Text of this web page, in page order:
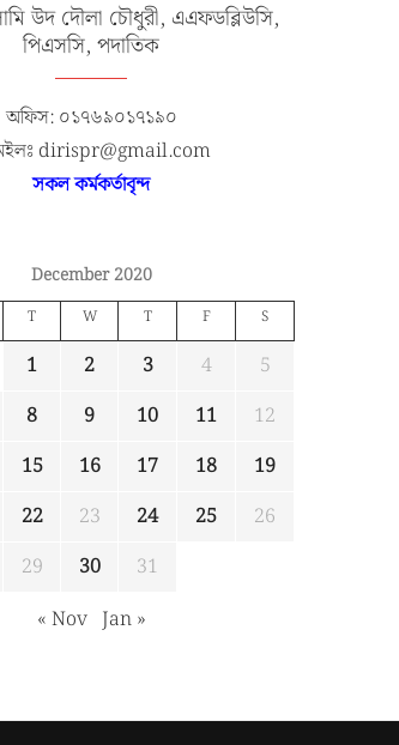
উদ দৌলা চৌধুরী, এএফডব্লিউসি,
পিএসসি, পদাতিক
অফিস: ০১৭৬৯০১৭১৯০
dirispr@gmail.com
সকল কর্মকর্তাবৃন্দ
December 2020
T W T F S
1 2 3 4
5
8 9 10 11
12
15 16 17 18
19
22 23 24 25
26
29 30
31
« Nov Jan »